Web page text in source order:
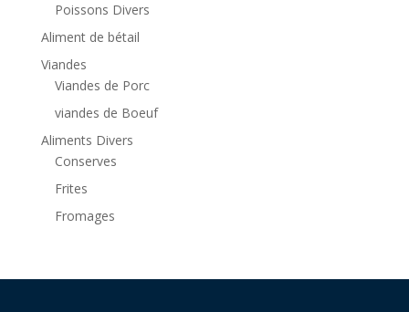
Poissons Divers
Aliment de bétail
Viandes
Viandes de Porc
viandes de Boeuf
Aliments Divers
Conserves
Frites
Fromages